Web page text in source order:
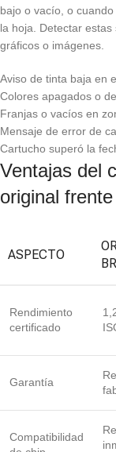
bajo o vacío, o
la hoja. Detectar
gráficos o imágenes.
Aviso de tinta baja en
Colores apagados o
Franjas o vacíos en
Mensaje de error de
Cartucho superó la
Ventajas del
original
ASPECTO
Rendimiento
certificado
Garantía
Compatibilidad